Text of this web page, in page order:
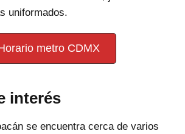
uniformados.
metro CDMX
interés
se encuentra cerca de varios